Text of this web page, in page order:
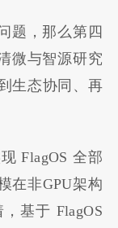
题，那么第四
微与智源研究
生态协同、再
FlagOS 全部
在非GPU架构
基于 FlagOS